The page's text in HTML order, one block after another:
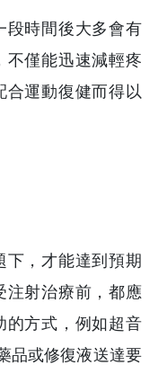
段時間後大多會有
不僅能迅速減輕疼
合運動復健而得以
下，才能達到預期
注射治療前，都應
的方式，例如超音
品或修復液送達要